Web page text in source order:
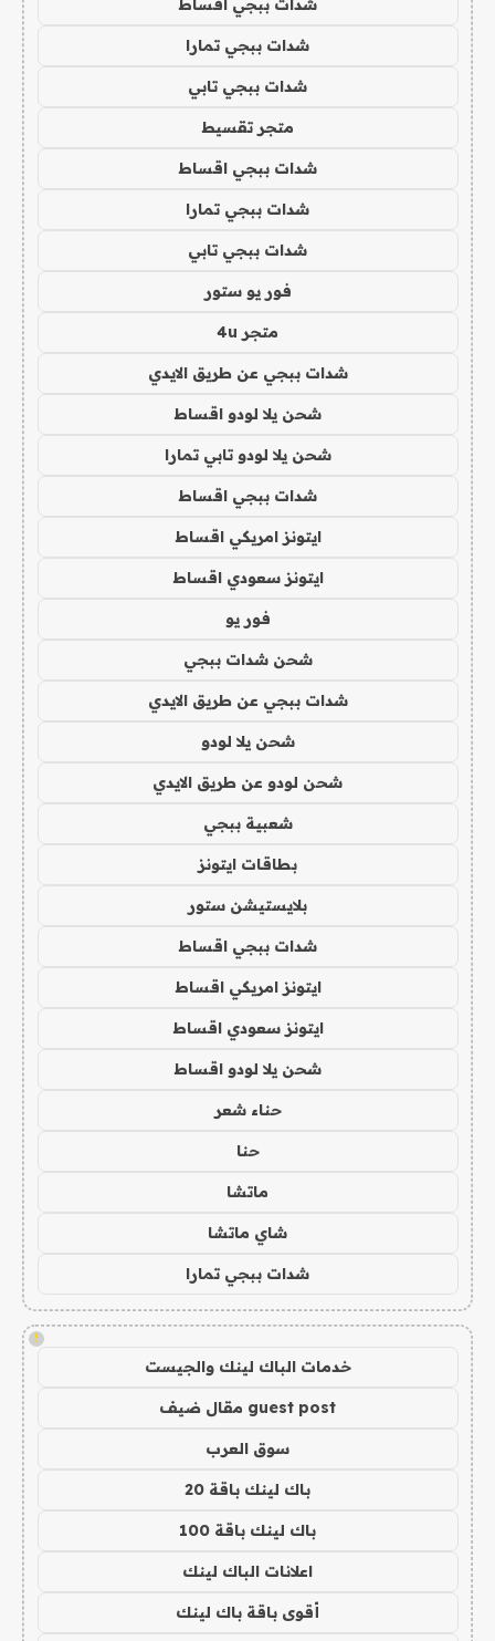
شدات ببجي اقساط
شدات ببجي تمارا
شدات ببجي تابي
متجر تقسيط
شدات ببجي اقساط
شدات ببجي تمارا
شدات ببجي تابي
فور يو ستور
متجر 4u
شدات ببجي عن طريق الايدي
شحن يلا لودو اقساط
شحن يلا لودو تابي تمارا
شدات ببجي اقساط
ايتونز امريكي اقساط
ايتونز سعودي اقساط
فور يو
شحن شدات ببجي
شدات ببجي عن طريق الايدي
شحن يلا لودو
شحن لودو عن طريق الايدي
شعبية ببجي
بطاقات ايتونز
بلايستيشن ستور
شدات ببجي اقساط
ايتونز امريكي اقساط
ايتونز سعودي اقساط
شحن يلا لودو اقساط
حناء شعر
حنا
ماتشا
شاي ماتشا
شدات ببجي تمارا
!
خدمات الباك لينك والجيست
guest post مقال ضيف
سوق العرب
باك لينك باقة 20
باك لينك باقة 100
اعلانات الباك لينك
أقوى باقة باك لينك